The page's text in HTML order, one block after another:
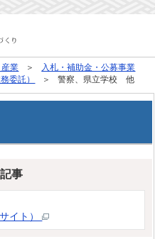
産業
入札・補助金・公募事業
委託） 警察、県立学校 他
事
イト）